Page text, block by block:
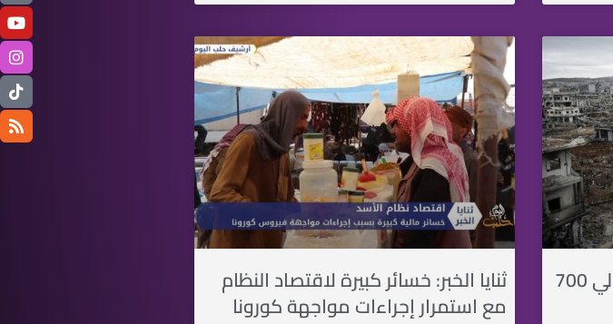
أكثر من نصف ترليون دولار وحوالي 700 ثنايا الخبر: خسائر كبيرة لاقتصاد النظام
مع استمرار إجراءات مواجهة كورونا